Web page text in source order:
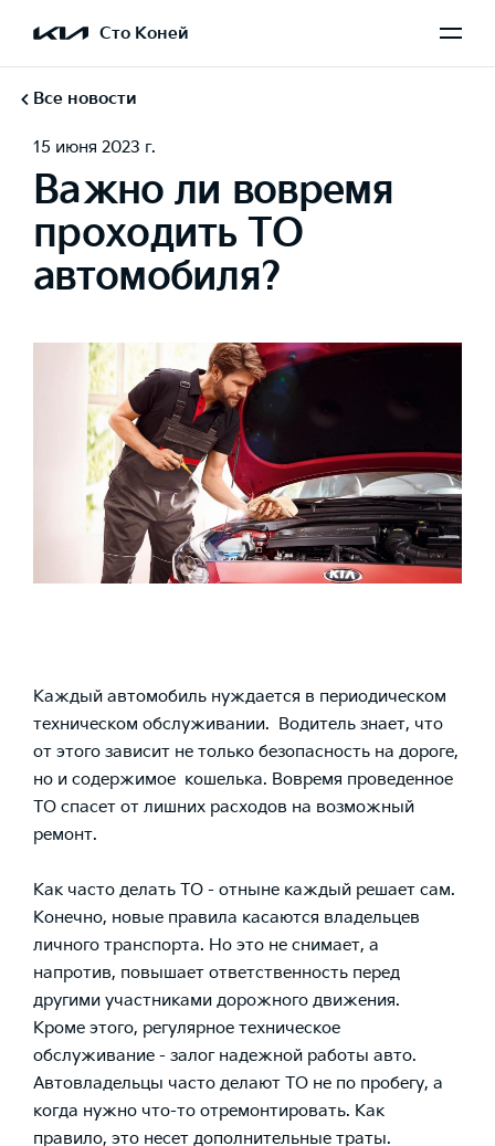
Сто Коней
Все новости
15 июня 2023 г.
Важно ли вовремя
проходить ТО
автомобиля?
Каждый автомобиль нуждается в периодическом
техническом обслуживании. Водитель знает, что
от этого зависит не только безопасность на дороге,
но и содержимое кошелька. Вовремя проведенное
ТО спасет от лишних расходов на возможный
ремонт.
Как часто делать ТО - отныне каждый решает сам.
Конечно, новые правила касаются владельцев
личного транспорта. Но это не снимает, а
напротив, повышает ответственность перед
другими участниками дорожного движения.
Кроме этого, регулярное техническое
обслуживание - залог надежной работы авто.
Автовладельцы часто делают ТО не по пробегу, а
когда нужно что-то отремонтировать. Как
правило, это несет дополнительные траты.